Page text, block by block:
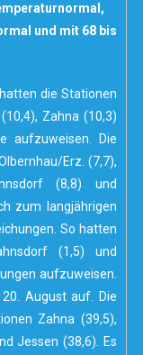
und mit 68 bis
die Stationen
Zahna (10,3)
aufzuweisen. Die
Erz. (7,7),
(8,8) und
zum langjährigen
So hatten
(1,5) und
aufzuweisen.
August auf. Die
Zahna (39,5),
Jessen (38,6). Es